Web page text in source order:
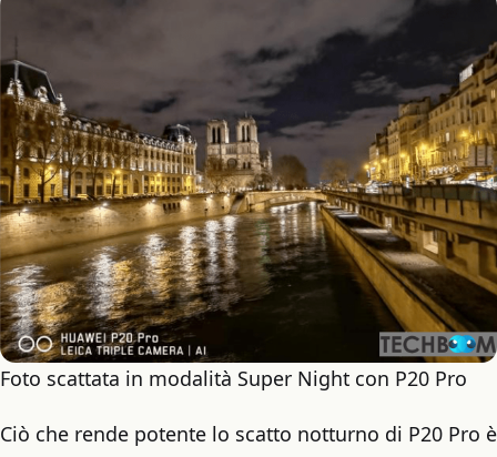
Foto scattata in modalità Super Night con P20 Pro
Ciò che rende potente lo scatto notturno di P20 Pro è